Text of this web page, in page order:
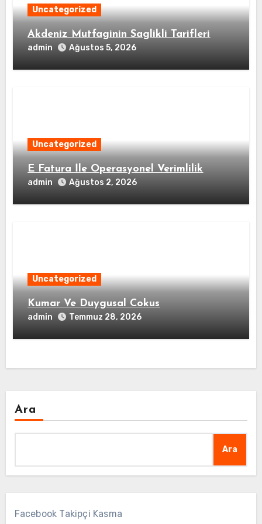
Uncategorized
Akdeniz Mutfaginin Saglikli Tarifleri
admin Ağustos 5, 2026
Uncategorized
E Fatura İle Operasyonel Verimlilik
admin Ağustos 2, 2026
Uncategorized
Kumar Ve Duygusal Cokus
admin Temmuz 28, 2026
Ara
Ara
Facebook Takipçi Kasma